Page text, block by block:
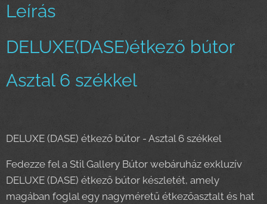
Leírás
DELUXE(DASE)étkező bútor
Asztal 6 székkel
DELUXE (DASE) étkező bútor - Asztal 6 székkel
Fedezze fel a Stil Gallery Bútor webáruház exkluzív
DELUXE (DASE) étkező bútor készletét, amely
magában foglal egy nagyméretű étkezőasztalt és hat